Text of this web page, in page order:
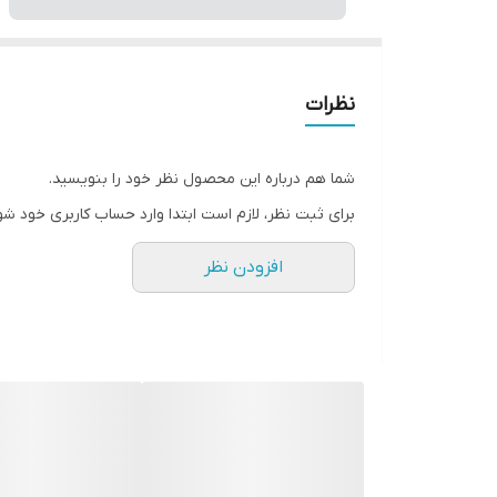
نظرات
شما هم درباره این محصول نظر خود را بنویسید.
برای ثبت نظر، لازم است ابتدا وارد حساب کاربری خود
افزودن نظر